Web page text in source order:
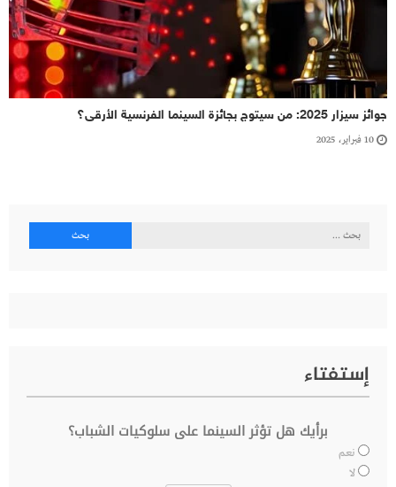
جوائز سيزار 2025: من سيتوج بجائزة السينما الفرنسية الأرقى؟
10 فبراير، 2025
البحث
إستفتاء
برأيك هل تؤثر السينما على سلوكيات الشباب؟
نعم
لا